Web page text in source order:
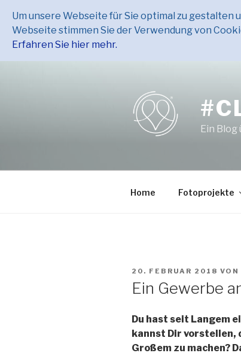
Ein
Home Fotoprojekte
VERÖFFENTLICHT
20. FEBRUAR 2018 VON
Ein Gewerbe
Du hast seit Langem
kannst Dir vorstellen,
Großem zu machen?
Um unsere Webseite für Sie optimal zu
Webseite stimmen Sie der Verwendung von
Erfahren Sie hier mehr.